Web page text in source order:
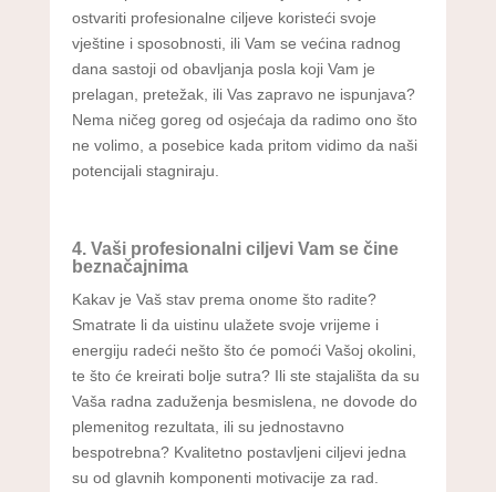
ostvariti profesionalne ciljeve koristeći svoje
vještine i sposobnosti, ili Vam se većina radnog
dana sastoji od obavljanja posla koji Vam je
prelagan, pretežak, ili Vas zapravo ne ispunjava?
Nema ničeg goreg od osjećaja da radimo ono što
ne volimo, a posebice kada pritom vidimo da naši
potencijali stagniraju.
4. Vaši profesionalni ciljevi Vam se čine
beznačajnima
Kakav je Vaš stav prema onome što radite?
Smatrate li da uistinu ulažete svoje vrijeme i
energiju radeći nešto što će pomoći Vašoj okolini,
te što će kreirati bolje sutra? Ili ste stajališta da su
Vaša radna zaduženja besmislena, ne dovode do
plemenitog rezultata, ili su jednostavno
bespotrebna? Kvalitetno postavljeni ciljevi jedna
su od glavnih komponenti motivacije za rad.